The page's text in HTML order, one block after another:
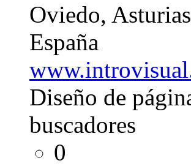
Oviedo,
España
Diseño de
buscadores
0